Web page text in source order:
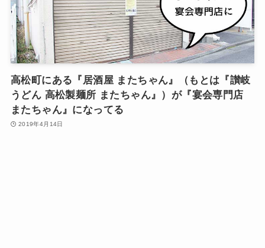
高松町にある『居酒屋 またちゃん』（もとは『讃岐
うどん 高松製麺所 またちゃん』）が『宴会専門店
またちゃん』になってる
2019年4月14日